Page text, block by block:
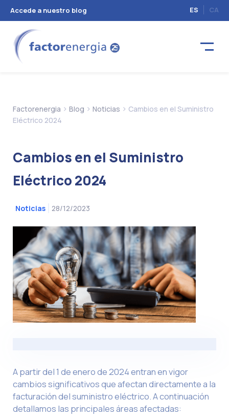
Accede a nuestro blog ES CA
Factorenergia > Blog > Noticias > Cambios en el Suministro
Eléctrico 2024
Cambios en el Suministro
Eléctrico 2024
Noticias 28/12/2023
A partir del 1 de enero de 2024 entran en vigor
cambios significativos que afectan directamente a la
facturación del suministro eléctrico. A continuación
detallamos las principales áreas afectadas: